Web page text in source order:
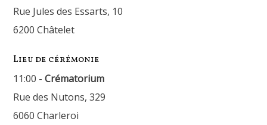
Rue Jules des Essarts, 10
6200 Châtelet
Lieu de cérémonie
11:00 -Crématorium
Rue des Nutons, 329
6060 Charleroi